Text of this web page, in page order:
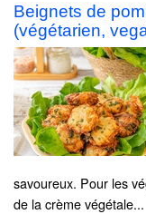
Beignets de
(végétarien,
savoureux. Pour les
de la crème végétale...